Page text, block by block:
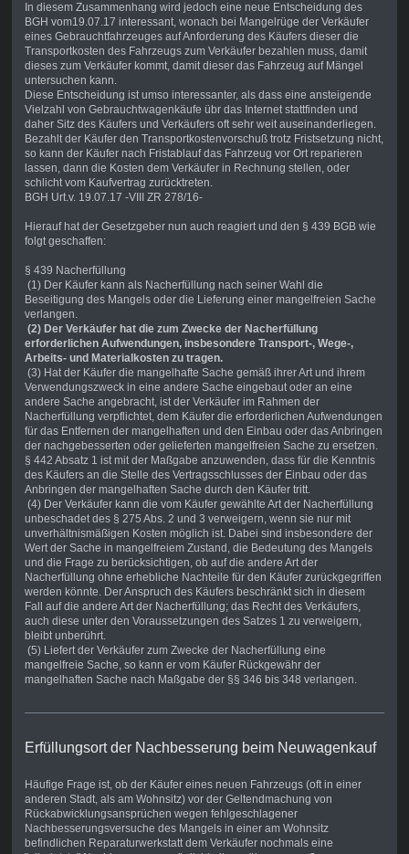
In diesem Zusammenhang wird jedoch eine neue Entscheidung des
BGH vom19.07.17 interessant, wonach bei Mangelrüge der Verkäufer
eines Gebrauchtfahrzeuges auf Anforderung des Käufers dieser die
Transportkosten des Fahrzeugs zum Verkäufer bezahlen muss, damit
dieses zum Verkäufer kommt, damit dieser das Fahrzeug auf Mängel
untersuchen kann.
Diese Entscheidung ist umso interessanter, als dass eine ansteigende
Vielzahl von Gebrauchtwagenkäufe übr das Internet stattfinden und
daher Sitz des Käufers und Verkäufers oft sehr weit auseinanderliegen.
Bezahlt der Käufer den Transportkostenvorschuß trotz Fristsetzung nicht,
so kann der Käufer nach Fristablauf das Fahrzeug vor Ort reparieren
lassen, dann die Kosten dem Verkäufer in Rechnung stellen, oder
schlicht vom Kaufvertrag zurücktreten.
BGH Urt.v. 19.07.17 -VIII ZR 278/16-
Hierauf hat der Gesetzgeber nun auch reagiert und den § 439 BGB wie
folgt geschaffen:
§ 439 Nacherfüllung
(1) Der Käufer kann als Nacherfüllung nach seiner Wahl die
Beseitigung des Mangels oder die Lieferung einer mangelfreien Sache
verlangen.
(2) Der Verkäufer hat die zum Zwecke der Nacherfüllung
erforderlichen Aufwendungen, insbesondere Transport-, Wege-,
Arbeits- und Materialkosten zu tragen.
(3) Hat der Käufer die mangelhafte Sache gemäß ihrer Art und ihrem
Verwendungszweck in eine andere Sache eingebaut oder an eine
andere Sache angebracht, ist der Verkäufer im Rahmen der
Nacherfüllung verpflichtet, dem Käufer die erforderlichen Aufwendungen
für das Entfernen der mangelhaften und den Einbau oder das Anbringen
der nachgebesserten oder gelieferten mangelfreien Sache zu ersetzen.
§ 442 Absatz 1 ist mit der Maßgabe anzuwenden, dass für die Kenntnis
des Käufers an die Stelle des Vertragsschlusses der Einbau oder das
Anbringen der mangelhaften Sache durch den Käufer tritt.
(4) Der Verkäufer kann die vom Käufer gewählte Art der Nacherfüllung
unbeschadet des § 275 Abs. 2 und 3 verweigern, wenn sie nur mit
unverhältnismäßigen Kosten möglich ist. Dabei sind insbesondere der
Wert der Sache in mangelfreiem Zustand, die Bedeutung des Mangels
und die Frage zu berücksichtigen, ob auf die andere Art der
Nacherfüllung ohne erhebliche Nachteile für den Käufer zurückgegriffen
werden könnte. Der Anspruch des Käufers beschränkt sich in diesem
Fall auf die andere Art der Nacherfüllung; das Recht des Verkäufers,
auch diese unter den Voraussetzungen des Satzes 1 zu verweigern,
bleibt unberührt.
(5) Liefert der Verkäufer zum Zwecke der Nacherfüllung eine
mangelfreie Sache, so kann er vom Käufer Rückgewähr der
mangelhaften Sache nach Maßgabe der §§ 346 bis 348 verlangen.
Erfüllungsort der Nachbesserung beim Neuwagenkauf
Häufige Frage ist, ob der Käufer eines neuen Fahrzeugs (oft in einer
anderen Stadt, als am Wohnsitz) vor der Geltendmachung von
Rückabwicklungsansprüchen wegen fehlgeschlagener
Nachbesserungsversuche des Mangels in einer am Wohnsitz
befindlichen Reparaturwerkstatt dem Verkäufer nochmals eine